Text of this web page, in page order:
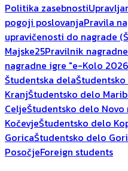
Politika zasebnosti
pogoji poslovanjaPravila
upravičenosti do nagrade
Majske25Pravilnik
nagradne igre "e-Kolo
Študentska dela
KranjŠtudentsko delo
CeljeŠtudentsko delo Novo
KočevjeŠtudentsko delo
GoricaŠtudentsko delo
PosočjeForeign students